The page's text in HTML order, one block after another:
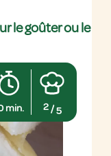
le goûter ou le
min. 2/5